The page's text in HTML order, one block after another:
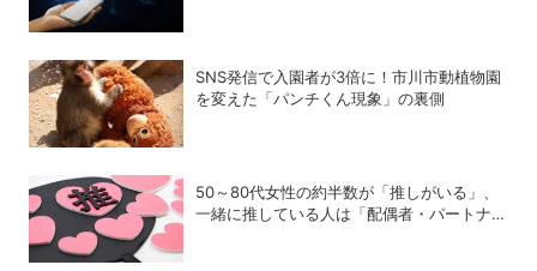
SNS発信で入園者が3倍に！市川市動植物園
を変えた「パンチくん現象」の裏側
50～80代女性の約半数が「推しがいる」、
一緒に推している人は「配偶者・パートナ